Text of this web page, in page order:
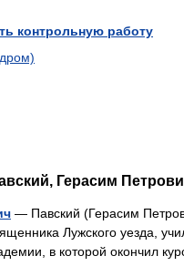
контрольную работу
Герасим
— Павский (Герасим
Лужского уезда,
в которой окончил